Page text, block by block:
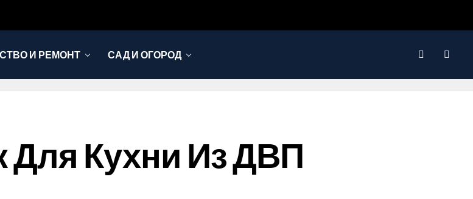
И РЕМОНТ САД И ОГОРОД
Кухни Из ДВП